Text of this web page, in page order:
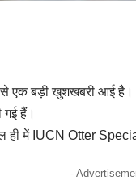
एक बड़ी खुशखबरी आई है।
हैं।
ही में IUCN Otter
-